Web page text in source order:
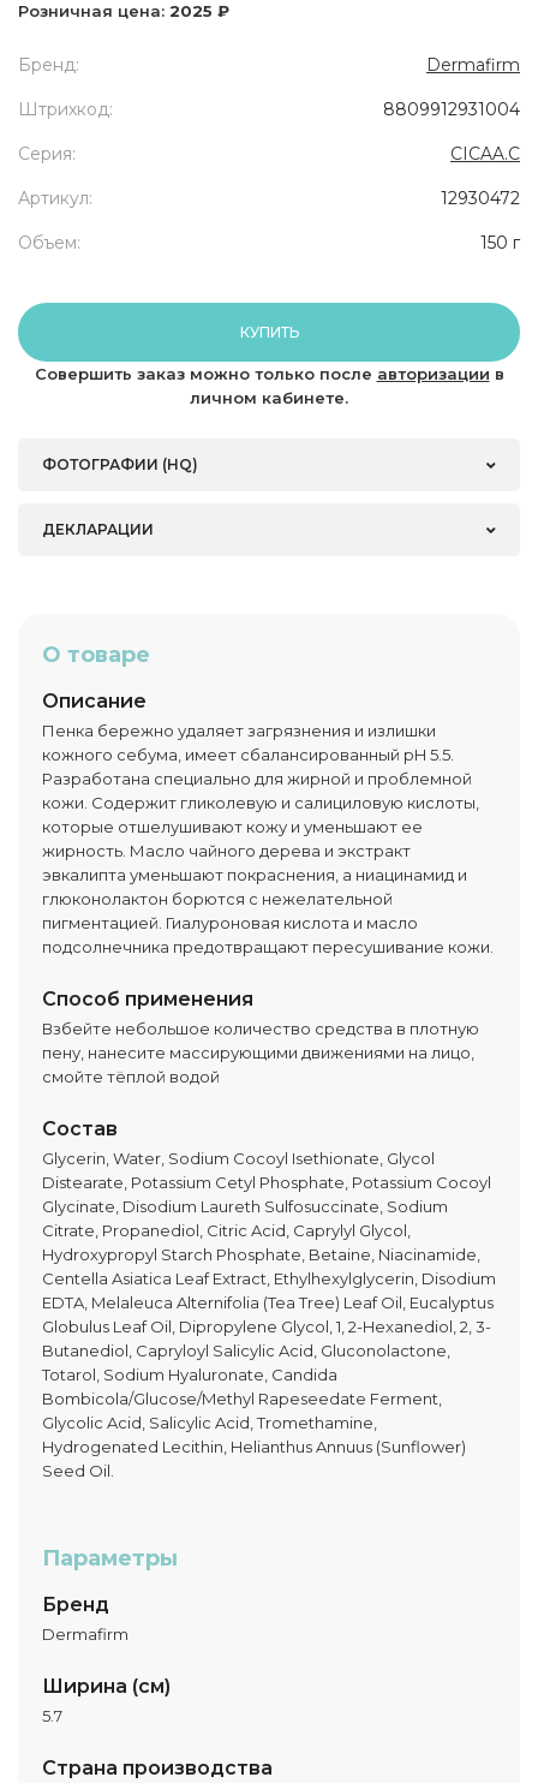
Розничная цена: 2025 ₽
Бренд: Dermafirm
Штрихкод: 8809912931004
Серия: CICAA.C
Артикул: 12930472
Объем: 150 г
КУПИТЬ
Совершить заказ можно только после авторизации в
личном кабинете.
ФОТОГРАФИИ (HQ)
ДЕКЛАРАЦИИ
О товаре
Описание
Пенка бережно удаляет загрязнения и излишки
кожного себума, имеет сбалансированный pH 5.5.
Разработана специально для жирной и проблемной
кожи. Содержит гликолевую и салициловую кислоты,
которые отшелушивают кожу и уменьшают ее
жирность. Масло чайного дерева и экстракт
эвкалипта уменьшают покраснения, а ниацинамид и
глюконолактон борются с нежелательной
пигментацией. Гиалуроновая кислота и масло
подсолнечника предотвращают пересушивание кожи.
Способ применения
Взбейте небольшое количество средства в плотную
пену, нанесите массирующими движениями на лицо,
смойте тёплой водой
Состав
Glycerin, Water, Sodium Cocoyl Isethionate, Glycol
Distearate, Potassium Cetyl Phosphate, Potassium Cocoyl
Glycinate, Disodium Laureth Sulfosuccinate, Sodium
Citrate, Propanediol, Citric Acid, Caprylyl Glycol,
Hydroxypropyl Starch Phosphate, Betaine, Niacinamide,
Centella Asiatica Leaf Extract, Ethylhexylglycerin, Disodium
EDTA, Melaleuca Alternifolia (Tea Tree) Leaf Oil, Eucalyptus
Globulus Leaf Oil, Dipropylene Glycol, 1, 2-Hexanediol, 2, 3-
Butanediol, Capryloyl Salicylic Acid, Gluconolactone,
Totarol, Sodium Hyaluronate, Candida
Bombicola/Glucose/Methyl Rapeseedate Ferment,
Glycolic Acid, Salicylic Acid, Tromethamine,
Hydrogenated Lecithin, Helianthus Annuus (Sunflower)
Seed Oil.
Параметры
Бренд
Dermafirm
Ширина (см)
5.7
Страна производства